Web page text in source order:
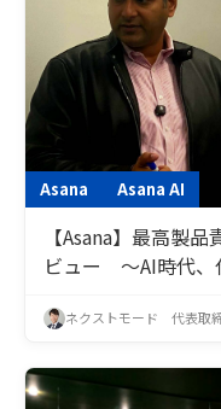
Asana Asana AI
【Asana】最高製
ビュー ～AI時代、
ネクストモード 代表取